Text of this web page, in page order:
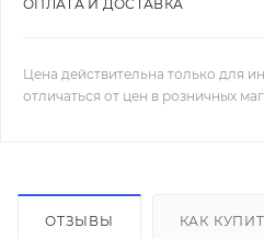
ОПЛАТА И ДОСТАВКА
Цена действительна только для
отличаться от цен в розничных
ОТЗЫВЫ КАК